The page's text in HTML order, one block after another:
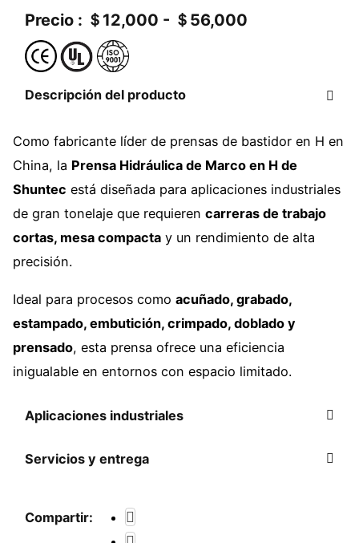
Precio : ＄12,000 - ＄56,000
Descripción del producto
Como fabricante líder de prensas de bastidor en H en
China, la Prensa Hidráulica de Marco en H de
Shuntec está diseñada para aplicaciones industriales
de gran tonelaje que requieren carreras de trabajo
cortas, mesa compactay un rendimiento de alta
precisión.
Ideal para procesos como acuñado, grabado,
estampado, embutición, crimpado, doblado y
prensado, esta prensa ofrece una eficiencia
inigualable en entornos con espacio limitado.
Aplicaciones industriales
Servicios y entrega
Compartir: